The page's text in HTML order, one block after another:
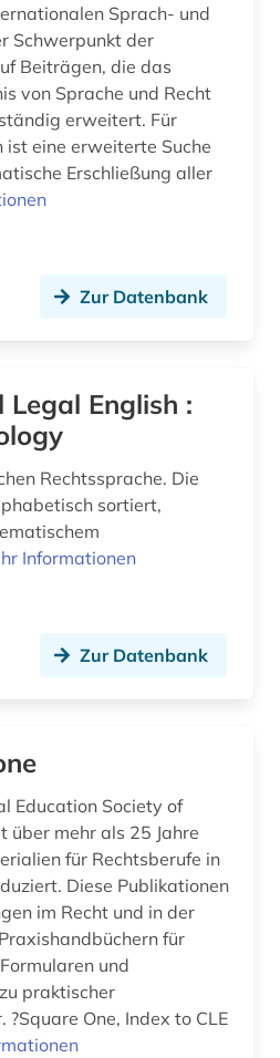
Sprach- und
Schwerpunkt der
Beiträgen, die das
von Sprache und Recht
erweitert. Für
ist eine erweiterte Suche
Erschließung aller
Zur Datenbank
Legal English :
Rechtssprache. Die
sortiert,
Informationen
Zur Datenbank
Society of
über mehr als 25 Jahre
für Rechtsberufe in
Diese Publikationen
im Recht und in der
für
und
praktischer